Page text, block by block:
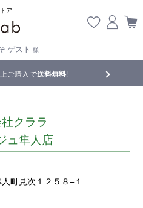
ア
ゲスト 様
ご購入で送料無料! 【重要】
クララ
ュ隼人店
町見次１２５８−１